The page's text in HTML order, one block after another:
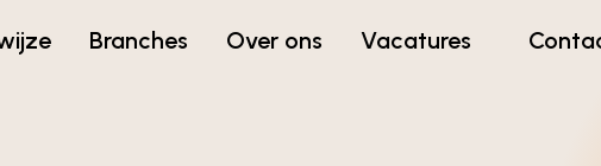
Branches Over ons Vacatures